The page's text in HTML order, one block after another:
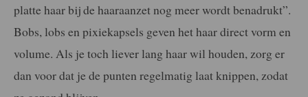
platte haar bij de haaraanzet nog meer wordt benadrukt”.
Bobs, lobs en pixiekapsels geven het haar direct vorm en
volume. Als je toch liever lang haar wil houden, zorg er
dan voor dat je de punten regelmatig laat knippen, zodat